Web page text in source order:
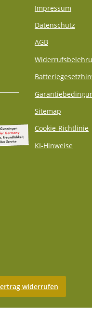
Impressum
Datenschutz
AGB
Sitemap
Cookie-Richtlinie
KI-Hinweise
widerrufen